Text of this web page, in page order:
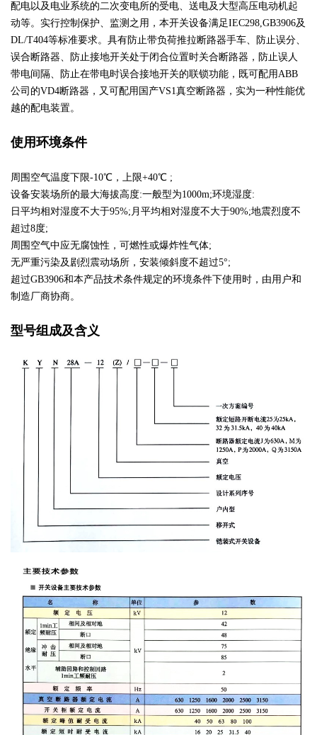
配电以及电业系统的二次变电所的受电、送电及大型高压电动机起
动等。实行控制保护、监测之用，本开关设备满足IEC298,GB3906及
DL/T404等标准要求。具有防止带负荷推拉断路器手车、防止误分、
误合断路器、防止接地开关处于闭合位置时关合断路器，防止误人
带电间隔、防止在带电时误合接地开关的联锁功能，既可配用ABB
公司的VD4断路器，又可配用国产VS1真空断路器，实为一种性能优
越的配电装置。
使用环境条件
周围空气温度下限-10℃，上限+40℃ ;
设备安装场所的最大海拔高度:一般型为1000m;环境湿度:
日平均相对湿度不大于95%;月平均相对湿度不大于90%;地震烈度不
超过8度;
周围空气中应无腐蚀性，可燃性或爆炸性气体;
无严重污染及剧烈震动场所，安装倾斜度不超过5°;
超过GB3906和本产品技术条件规定的环境条件下使用时，由用户和
制造厂商协商。
型号组成及含义